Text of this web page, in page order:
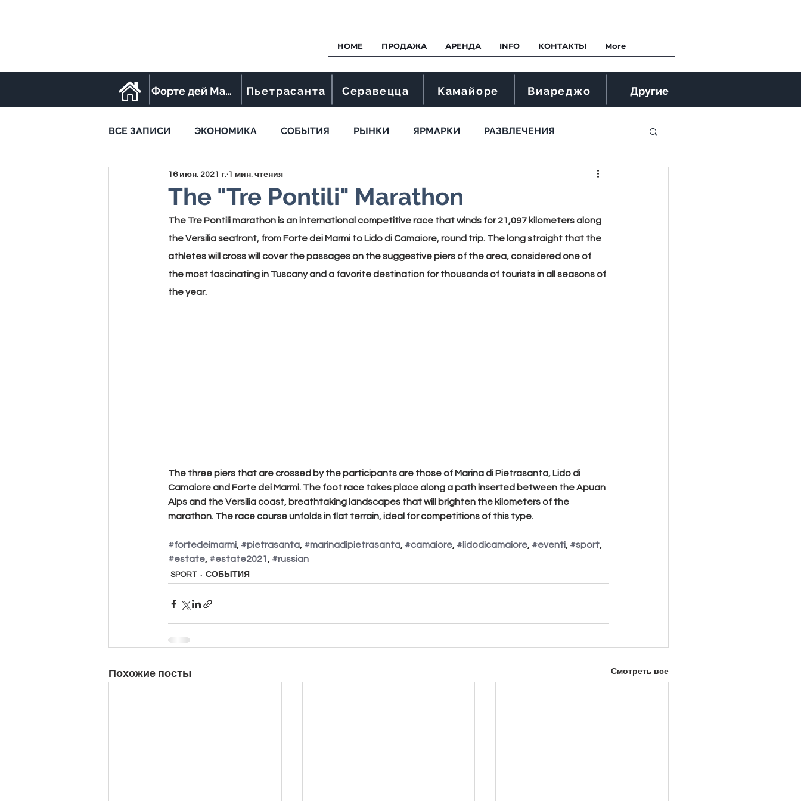
HOME ПРОДАЖА АРЕНДА INFO КОНТАКТЫ More
Форте дей Марми Пьетрасанта Серавецца Камайоре Виареджо Другие
ВСЕ ЗАПИСИ ЭКОНОМИКА СОБЫТИЯ РЫНКИ ЯРМАРКИ РАЗВЛЕЧЕНИЯ
STREET FOOD SPORT
The "Tre Pontili" Marathon
16 июн. 2021 г. 1 мин. чтения
The Tre Pontili marathon is an international competitive race that winds for 21,097 kilometers along
the Versilia seafront, from Forte dei Marmi to Lido di Camaiore, round trip. The long straight that the
athletes will cross will cover the passages on the suggestive piers of the area, considered one of
the most fascinating in Tuscany and a favorite destination for thousands of tourists in all seasons of
the year.
The three piers that are crossed by the participants are those of Marina di Pietrasanta, Lido di
Camaiore and Forte dei Marmi. The foot race takes place along a path inserted between the Apuan
Alps and the Versilia coast, breathtaking landscapes that will brighten the kilometers of the
marathon. The race course unfolds in flat terrain, ideal for competitions of this type.
#fortedeimarmi, #pietrasanta, #marinadipietrasanta, #camaiore, #lidodicamaiore, #eventi, #sport,
#estate, #estate2021, #russian
SPORT СОБЫТИЯ
Похожие посты Смотреть все